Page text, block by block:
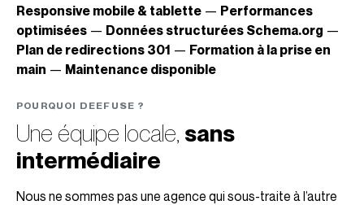
Responsive mobile & tablette — Performances
optimisées — Données structurées Schema.org —
Plan de redirections 301 — Formation à la prise en
main — Maintenance disponible
POURQUOI DEEFUSE ?
Une équipe locale, sans
intermédiaire
Nous ne sommes pas une agence qui sous-traite à l’autre